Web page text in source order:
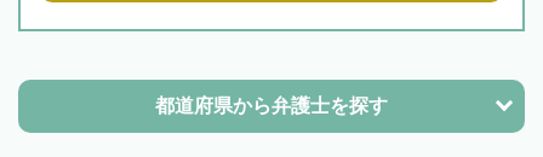
都道府県から弁護士を探す